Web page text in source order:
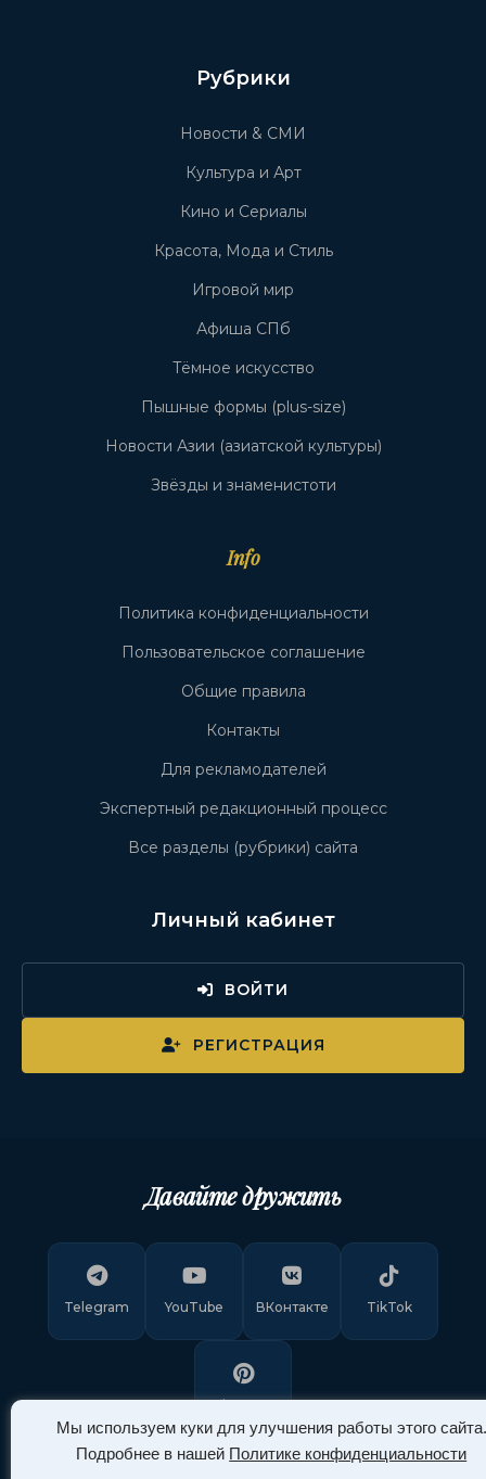
Мы используем куки для улучшения работы этого сайта.
Подробнее в нашей Политике конфиденциальности
Рубрики
Новости & СМИ
Культура и Арт
Кино и Сериалы
Красота, Мода и Стиль
Игровой мир
Афиша СПб
Тёмное искусство
Пышные формы (plus-size)
Новости Азии (азиатской культуры)
Звёзды и знаменистоти
Info
Политика конфиденциальности
Пользовательское соглашение
Общие правила
Контакты
Для рекламодателей
Экспертный редакционный процесс
Все разделы (рубрики) сайта
Личный кабинет
ВОЙТИ
РЕГИСТРАЦИЯ
Давайте дружить
Telegram YouTube ВКонтакте TikTok
Pinterest